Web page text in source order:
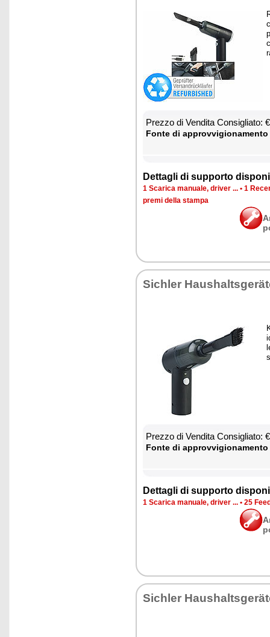
Prez­zo di Ven­di­ta Con­si­glia­to:
Fon­te di
Det­ta­gli di sup­por­to
1 Sca­ri­ca ma­nua­le, dri­ver ... • 1
pre­mi del­la stam­pa
Si­chler
Prez­zo di Ven­di­ta Con­si­glia­to:
Fon­te di
Det­ta­gli di sup­por­to
1 Sca­ri­ca ma­nua­le, dri­ver ... • 25
Si­chler